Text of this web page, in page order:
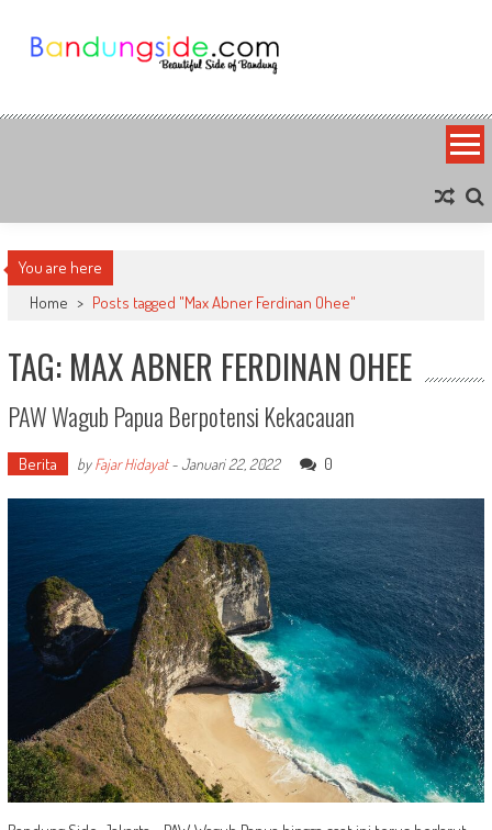
content
Bandung Side
You are here
Home > Posts tagged "Max Abner Ferdinan Ohee"
TAG: MAX ABNER FERDINAN OHEE
PAW Wagub Papua Berpotensi Kekacauan
Berita byFajar Hidayat-Januari 22, 2022 0